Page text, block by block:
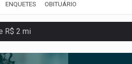
ENQUETES OBITUÁRIO